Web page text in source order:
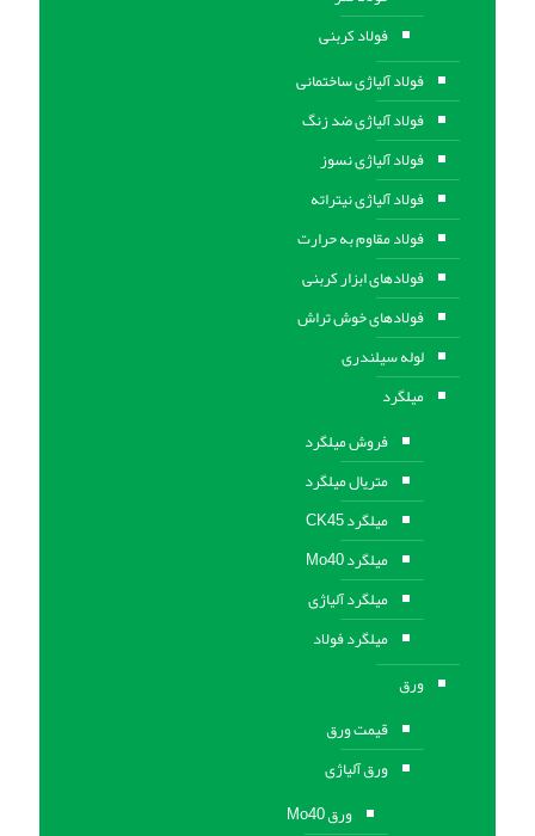
فولاد کربنی
فولاد آلیاژی ساختمانی
فولاد آلیاژی ضد زنگ
فولاد آلیاژی نسوز
فولاد آلیاژی نیتراته
فولاد مقاوم به حرارت
فولادهای ابزار کربنی
فولادهای خوش تراش
لوله سیلندری
میلگرد
فروش میلگرد
متریال میلگرد
میلگرد CK45
میلگرد Mo40
میلگرد آلیاژی
میلگرد فولاد
ورق
قیمت ورق
ورق آلیاژی
ورق Mo40